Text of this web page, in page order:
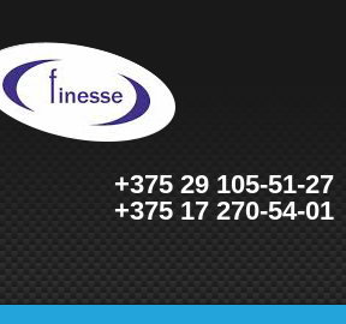
+375 29 105-51-27
+375 17 270-54-01